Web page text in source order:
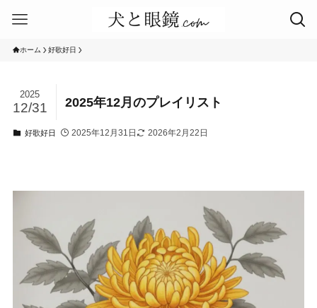
ホーム 好歌好日
2025年12月のプレイリスト
2025
12/31
好歌好日 2025年12月31日 2026年2月22日